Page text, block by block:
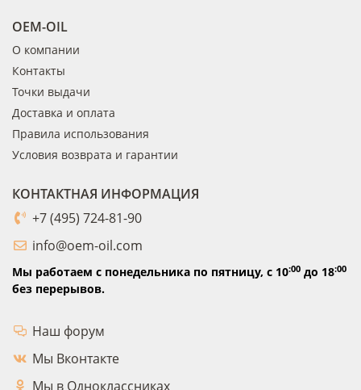
OEM-OIL
О компании
Контакты
Точки выдачи
Доставка и оплата
Правила использования
Условия возврата и гарантии
КОНТАКТНАЯ ИНФОРМАЦИЯ
+7 (495) 724-81-90
info@oem-oil.com
Мы работаем с понедельника по пятницу, с 10:00 до 18:00
без перерывов.
Наш форум
Мы Вконтакте
Мы в Одноклассниках